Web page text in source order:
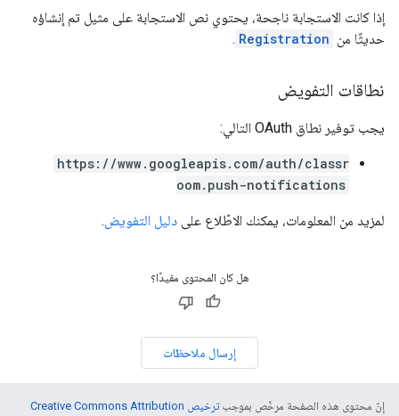
إذا كانت الاستجابة ناجحة، يحتوي نص الاستجابة على مثيل تم إنشاؤه
حديثًا من Registration
.
نطاقات التفويض
يجب توفير نطاق OAuth التالي:
https://www.googleapis.com/auth/classr
oom.push-notifications
لمزيد من المعلومات، يمكنك الاطّلاع على دليل التفويض.
هل كان المحتوى مفيدًا؟
إرسال ملاحظات
إنّ محتوى هذه الصفحة مرخّص بموجب
ترخيص Creative Commons Attribution